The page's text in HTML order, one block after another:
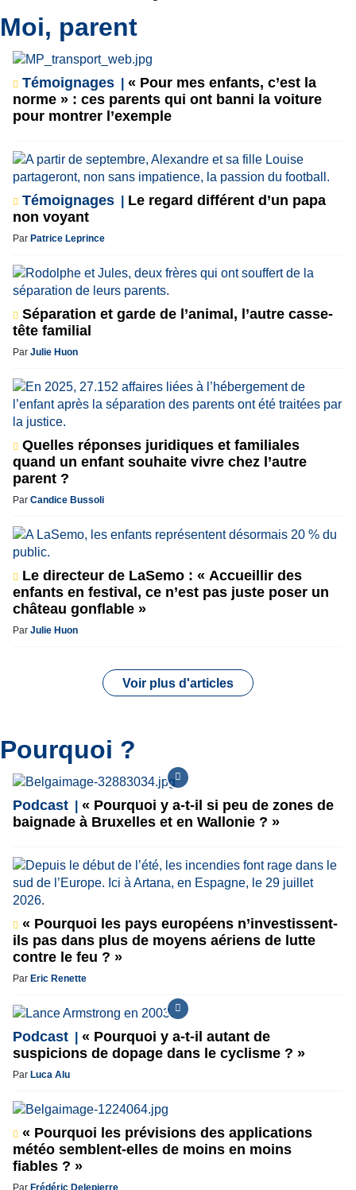
Moi, parent
Témoignages
« Pour mes enfants, c’est la
norme » : ces parents qui ont banni la voiture
pour montrer l’exemple
Témoignages
Le regard différent d’un papa
non voyant
Par Patrice Leprince
Séparation et garde de l’animal, l’autre casse-
tête familial
Par Julie Huon
Quelles réponses juridiques et familiales
quand un enfant souhaite vivre chez l’autre
parent ?
Par Candice Bussoli
Le directeur de LaSemo : « Accueillir des
enfants en festival, ce n’est pas juste poser un
château gonflable »
Par Julie Huon
Voir plus d'articles
Pourquoi ?
Podcast
« Pourquoi y a-t-il si peu de zones de
baignade à Bruxelles et en Wallonie ? »
« Pourquoi les pays européens n’investissent-
ils pas dans plus de moyens aériens de lutte
contre le feu ? »
Par Eric Renette
Podcast
« Pourquoi y a-t-il autant de
suspicions de dopage dans le cyclisme ? »
Par Luca Alu
« Pourquoi les prévisions des applications
météo semblent-elles de moins en moins
fiables ? »
Par Frédéric Delepierre